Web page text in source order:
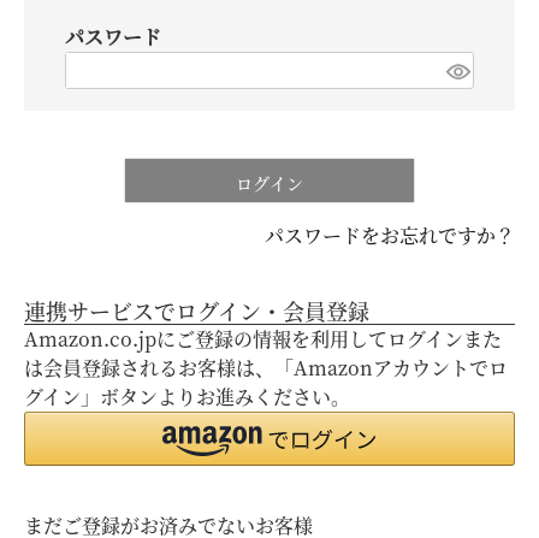
パスワード
ログイン
パスワードをお忘れですか？
連携サービスでログイン・会員登録
Amazon.co.jpにご登録の情報を利用してログインまた
は会員登録されるお客様は、「Amazonアカウントでロ
グイン」ボタンよりお進みください。
まだご登録がお済みでないお客様